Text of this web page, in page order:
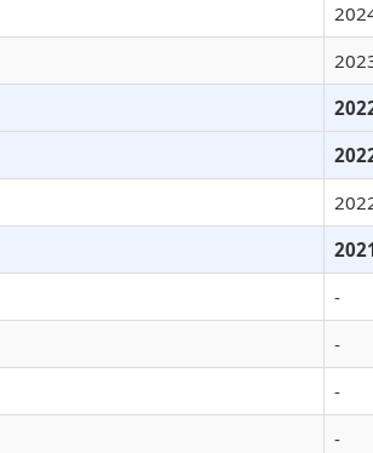
-
-
-
-